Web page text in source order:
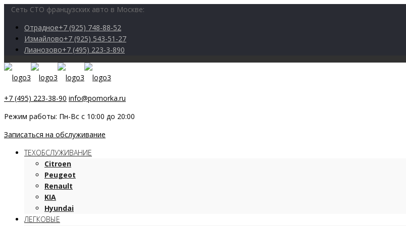
Сеть СТО французских авто в Москве:
Отрадное+7 (925) 748-88-52
Измайлово+7 (925) 543-51-27
Лианозово+7 (495) 223-3-890
+7 (495) 223-38-90 info@pomorka.ru
Режим работы: Пн-Вс с 10:00 до 20:00
Записаться на обслуживание
ТЕХОБСЛУЖИВАНИЕ
Citroen
Peugeot
Renault
KIA
Hyundai
ЛЕГКОВЫЕ